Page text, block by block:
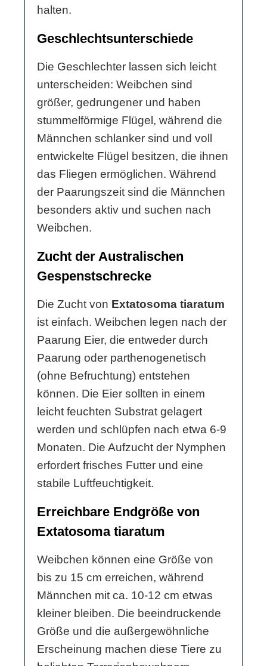
halten.
Geschlechtsunterschiede
Die Geschlechter lassen sich leicht
unterscheiden: Weibchen sind
größer, gedrungener und haben
stummelförmige Flügel, während die
Männchen schlanker sind und voll
entwickelte Flügel besitzen, die ihnen
das Fliegen ermöglichen. Während
der Paarungszeit sind die Männchen
besonders aktiv und suchen nach
Weibchen.
Zucht der Australischen
Gespenstschrecke
Die Zucht von Extatosoma tiaratum
ist einfach. Weibchen legen nach der
Paarung Eier, die entweder durch
Paarung oder parthenogenetisch
(ohne Befruchtung) entstehen
können. Die Eier sollten in einem
leicht feuchten Substrat gelagert
werden und schlüpfen nach etwa 6-9
Monaten. Die Aufzucht der Nymphen
erfordert frisches Futter und eine
stabile Luftfeuchtigkeit.
Erreichbare Endgröße von
Extatosoma tiaratum
Weibchen können eine Größe von
bis zu 15 cm erreichen, während
Männchen mit ca. 10-12 cm etwas
kleiner bleiben. Die beeindruckende
Größe und die außergewöhnliche
Erscheinung machen diese Tiere zu